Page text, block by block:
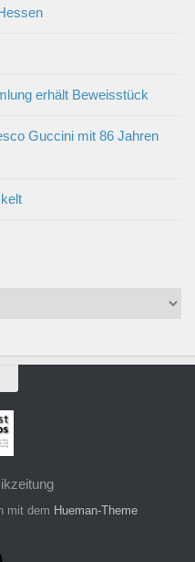
erhält Beweisstück
Guccini mit 86 Jahren
mit dem Hueman-Theme